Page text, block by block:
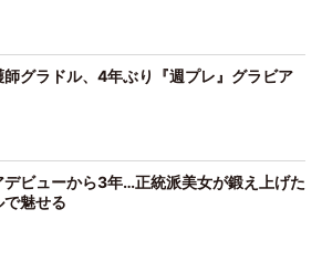
師グラドル、4年ぶり『週プレ』グラビア
デビューから3年…正統派美女が鍛え上げた
で魅せる